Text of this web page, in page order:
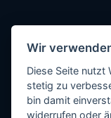
Wir
Diese Seite nutzt
stetig zu
bin damit
widerrufen oder